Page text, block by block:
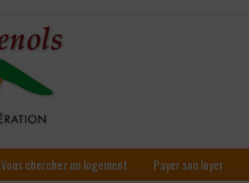
Vous cherchez un logement Payer son loyer